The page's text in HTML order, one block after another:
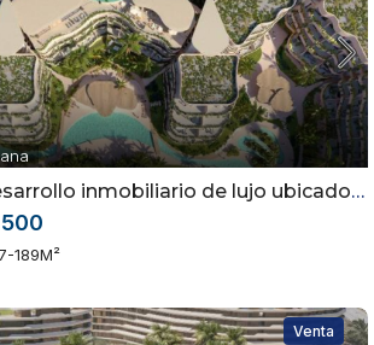
inmobiliario de lujo ubicado en Cabeza de Toro, Punta Cana
189M²
Venta